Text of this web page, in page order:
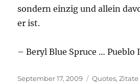
sondern einzig und allein
er ist.
– Beryl Blue Spruce … Pueblo I
Posted
September 17, 2009 Categories
Quotes,Zitate